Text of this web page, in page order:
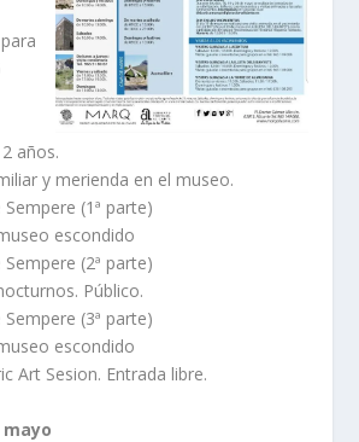
años.
y merienda en el museo.
(1ª parte)
escondido
(2ª parte)
Público.
(3ª parte)
escondido
Art Sesion. Entrada libre.